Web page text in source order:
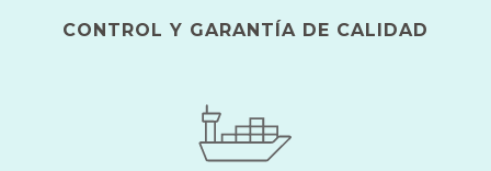
CONTROL Y GARANTÍA DE CALIDAD